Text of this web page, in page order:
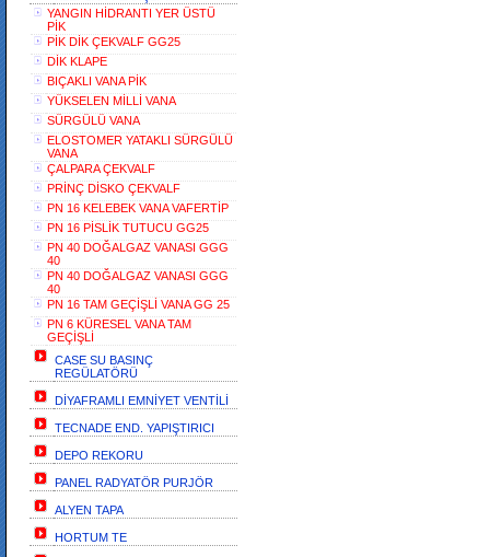
YANGIN HİDRANTI YER ÜSTÜ
PİK
PİK DİK ÇEKVALF GG25
DİK KLAPE
BIÇAKLI VANA PİK
YÜKSELEN MİLLİ VANA
SÜRGÜLÜ VANA
ELOSTOMER YATAKLI SÜRGÜLÜ
VANA
ÇALPARA ÇEKVALF
PRİNÇ DİSKO ÇEKVALF
PN 16 KELEBEK VANA VAFERTİP
PN 16 PİSLİK TUTUCU GG25
PN 40 DOĞALGAZ VANASI GGG
40
PN 40 DOĞALGAZ VANASI GGG
40
PN 16 TAM GEÇİŞLİ VANA GG 25
PN 6 KÜRESEL VANA TAM
GEÇİŞLİ
CASE SU BASINÇ
REGÜLATÖRÜ
DİYAFRAMLI EMNİYET VENTİLİ
TECNADE END. YAPIŞTIRICI
DEPO REKORU
PANEL RADYATÖR PURJÖR
ALYEN TAPA
HORTUM TE